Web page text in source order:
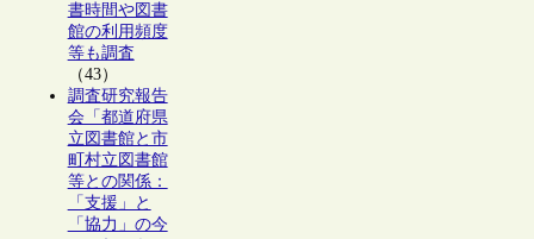
書時間や図書
館の利用頻度
等も調査
（43）
調査研究報告
会「都道府県
立図書館と市
町村立図書館
等との関係：
「支援」と
「協力」の今